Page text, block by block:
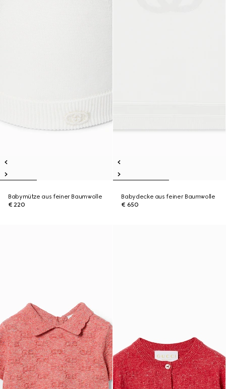
Babymütze aus feiner Baumwolle
€ 220
Babydecke aus feiner Baumwolle
€ 650